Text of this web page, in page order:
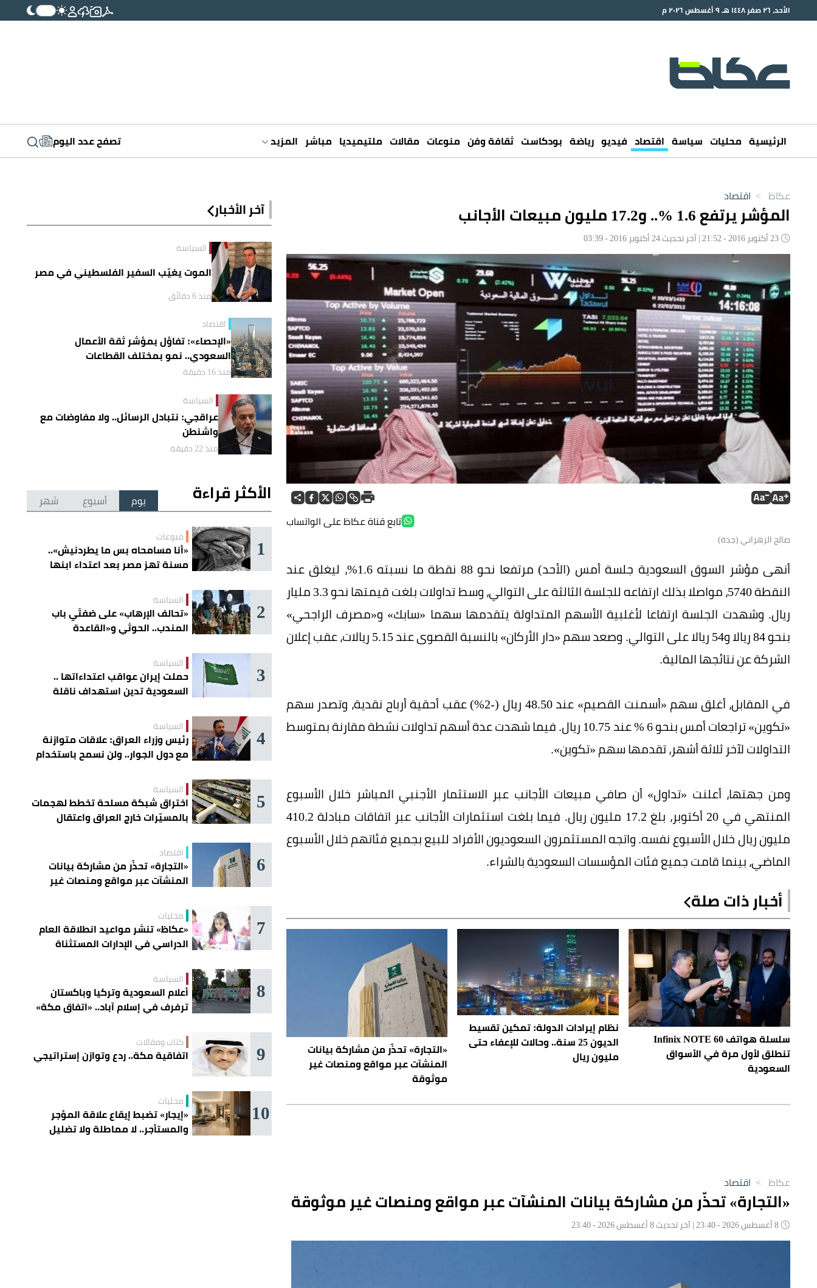
الأحد، ٢٦ صفر ١٤٤٨ هـ ٩ أغسطس ٢٠٢٦ م
الرئيسية محليات سياسة اقتصاد فيديو رياضة بودكاست ثقافة وفن منوعات مقالات ملتيميديا مباشر المزيد تصفح عدد اليوم
عكاظ > اقتصاد
المؤشر يرتفع 1.6 %.. و17.2 مليون مبيعات الأجانب
تابع قناة عكاظ على الواتساب
صالح الزهراني (جدة)
أنهى مؤشر السوق السعودية جلسة أمس (الأحد) مرتفعا نحو 88 نقطة ما نسبته 1.6%، ليغلق عند
النقطة 5740، مواصلا بذلك ارتفاعه للجلسة الثالثة على التوالي، وسط تداولات بلغت قيمتها نحو 3.3 مليار
ريال. وشهدت الجلسة ارتفاعا لأغلبية الأسهم المتداولة يتقدمها سهما «سابك» و«مصرف الراجحي»
بنحو 84 ريالا و54 ريالا على التوالي. وصعد سهم «دار الأركان» بالنسبة القصوى عند 5.15 ريالات، عقب إعلان
الشركة عن نتائجها المالية.
في المقابل، أغلق سهم «أسمنت القصيم» عند 48.50 ريال (-2%) عقب أحقية أرباح نقدية، وتصدر سهم
«تكوين» تراجعات أمس بنحو 6 % عند 10.75 ريال. فيما شهدت عدة أسهم تداولات نشطة مقارنة بمتوسط
التداولات لآخر ثلاثة أشهر، تقدمها سهم «تكوين».
ومن جهتها، أعلنت «تداول» أن صافي مبيعات الأجانب عبر الاستثمار الأجنبي المباشر خلال الأسبوع
المنتهي في 20 أكتوبر، بلغ 17.2 مليون ريال. فيما بلغت استثمارات الأجانب عبر اتفاقات مبادلة 410.2
مليون ريال خلال الأسبوع نفسه. واتجه المستثمرون السعوديون الأفراد للبيع بجميع فئاتهم خلال الأسبوع
الماضي، بينما قامت جميع فئات المؤسسات السعودية بالشراء.
أخبار ذات صلة
سلسلة هواتف Infinix NOTE 60
تنطلق لأول مرة في الأسواق
السعودية
نظام إيرادات الدولة: تمكين تقسيط
الديون 25 سنة.. وحالات للإعفاء حتى
مليون ريال
«التجارة» تحذّر من مشاركة بيانات
المنشآت عبر مواقع ومنصات غير
موثوقة
آخر الأخبار
السياسة
الموت يغيّب السفير الفلسطيني في مصر
منذ 6 دقائق
اقتصاد
«الإحصاء»: تفاؤل بمؤشر ثقة الأعمال
السعودي.. نمو بمختلف القطاعات
منذ 16 دقيقة
السياسة
عراقجي: نتبادل الرسائل.. ولا مفاوضات مع
واشنطن
منذ 22 دقيقة
الأكثر قراءة يوم أسبوع شهر
1 منوعات
«أنا مسامحاه بس ما يطردنيش»..
مسنة تهز مصر بعد اعتداء ابنها
2 السياسة
«تحالف الإرهاب» على ضفتَي باب
المندب.. الحوثي و«القاعدة
3 السياسة
حملت إيران عواقب اعتداءاتها ..
السعودية تدين استهداف ناقلة
4 السياسة
رئيس وزراء العراق: علاقات متوازنة
مع دول الجوار.. ولن نسمح باستخدام
5 السياسة
اختراق شبكة مسلحة تخطط لهجمات
بالمسيّرات خارج العراق واعتقال
6 اقتصاد
«التجارة» تحذّر من مشاركة بيانات
المنشآت عبر مواقع ومنصات غير
7 محليات
«عكاظ» تنشر مواعيد انطلاقة العام
الدراسي في الإدارات المستثناة
8 السياسة
أعلام السعودية وتركيا وباكستان
ترفرف في إسلام آباد.. «اتفاق مكة»
9 كتاب ومقالات
اتفاقية مكة.. ردع وتوازن إستراتيجي
10 محليات
«إيجار» تضبط إيقاع علاقة المؤجر
والمستأجر.. لا مماطلة ولا تضليل
عكاظ > اقتصاد
«التجارة» تحذّر من مشاركة بيانات المنشآت عبر مواقع ومنصات غير موثوقة